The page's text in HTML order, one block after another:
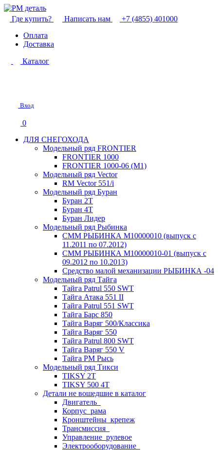
Где купить? Написать нам
+7 (4855) 401000
Оплата
Доставка
Каталог
Вход
0
ДЛЯ СНЕГОХОДА
Модельный ряд FRONTIER
FRONTIER 1000
FRONTIER 1000-06 (М1)
Модельный ряд Vector
RM Vector 551/i
Модельный ряд Буран
Буран 2Т
Буран 4Т
Буран Лидер
Модельный ряд Рыбинка
СММ РЫБИНКА M10000010 (выпуск с
11.2011 по 07.2012)
СММ РЫБИНКА M10000010-01 (выпуск с
09.2012 по 10.2013)
Средство малой механизации РЫБИНКА -04
Модельный ряд Тайга
Тайга Patrul 550 SWT
Тайга Атака 551 II
Тайга Patrul 551 SWT
Тайга Барс 850
Тайга Варяг 500/Классика
Тайга Варяг 550
Тайга Patrul 800 SWT
Тайга Варяг 550 V
Тайга РМ Рысь
Модельный ряд Тикси
TIKSY 2T
TIKSY 500 4T
Детали не вошедшие в каталог
Двигатель_
Корпус_рама
Кронштейны_крепеж
Трансмиссия_
Управление_рулевое
Электрооборудование_